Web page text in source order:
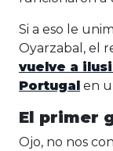
Si a eso le
Oyarzabal, el
vuelve a
Portugal en
El primer
Ojo, no nos